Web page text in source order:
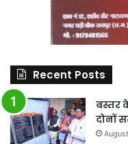
Recent Posts
बस्तर
दोनों